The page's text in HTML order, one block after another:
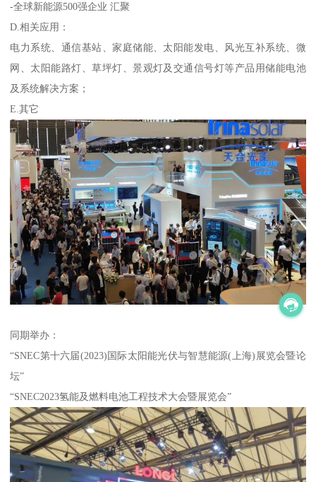
-全球新能源500强企业 汇聚
D.相关应用：
电力系统、通信基站、家庭储能、太阳能发电、风光互补系统、微
网、太阳能路灯、草坪灯、景观灯及交通信号灯等产品用储能电池
及系统解决方案；
E.其它
同期举办：
“SNEC第十六届(2023)国际太阳能光伏与智慧能源(上海)展览会暨论
坛”
“SNEC2023氢能及燃料电池工程技术大会暨展览会”